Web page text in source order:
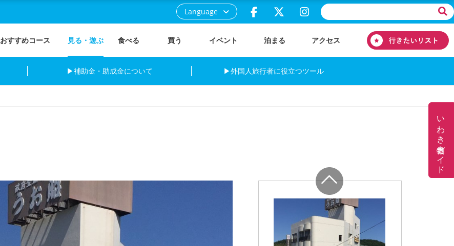
Language
おすすめコース 見る・遊ぶ 食べる 買う イベント 泊まる アクセス
▶補助金・助成金について ▶外国人旅行者に役立つツール
いわき名物ガイド